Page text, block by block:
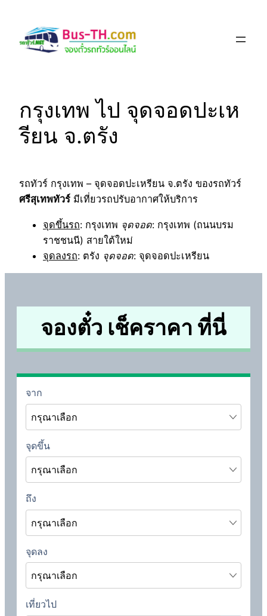
content
กรุงเทพ ไป จุดจอดปะเห
รียน จ.ตรัง
รถทัวร์ กรุงเทพ – จุดจอดปะเหรียน จ.ตรัง ของรถทัวร์
ศรีสุเทพทัวร์ มีเที่ยวรถปรับอากาศให้บริการ
จุดขึ้นรถ: กรุงเทพ จุดจอด: กรุงเทพ (ถนนบรม
ราชชนนี) สายใต้ใหม่
จุดลงรถ: ตรัง จุดจอด: จุดจอดปะเหรียน
จองตั๋ว เช็คราคา ที่นี่